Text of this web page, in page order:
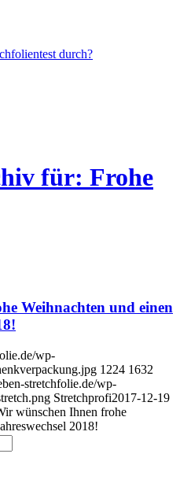
durch?
für: Frohe
Weihnachten und einen
wp-
1224 1632
stretchfolie.de/wp-
Stretchprofi2017-12-19
wünschen Ihnen frohe
2018!